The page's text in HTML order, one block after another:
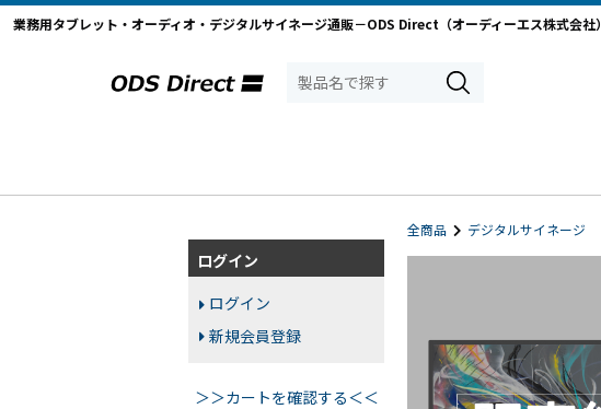
業務用タブレット・オーディオ・デジタルサイネージ通販－ODS Direct（オーディーエス株式会社）
全商品 デジタルサイネージ
ログイン
ログイン
新規会員登録
＞＞カートを確認する＜＜